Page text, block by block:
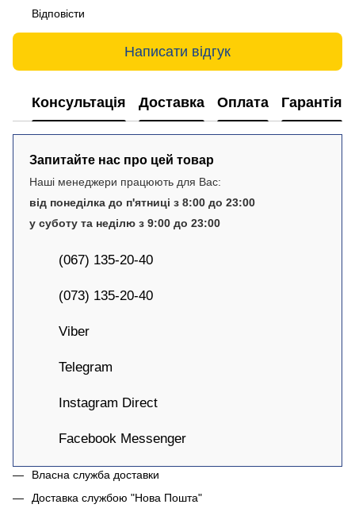
Відповісти
Написати відгук
Консультація Доставка Оплата Гарантія
Запитайте нас про цей товар
Наші менеджери працюють для Вас:
від понеділка до п'ятниці з 8:00 до 23:00
у суботу та неділю з 9:00 до 23:00
(067) 135-20-40
(073) 135-20-40
Viber
Telegram
Instagram Direct
Facebook Messenger
Власна служба доставки
Доставка службою "Нова Пошта"